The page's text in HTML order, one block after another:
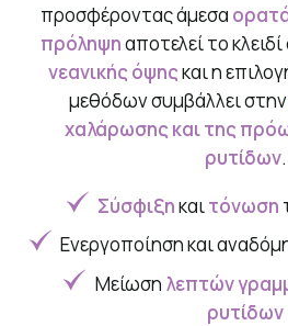
προσφέροντας άμεσα
πρόληψηαποτελεί το
νεανικής όψηςκαι η
μεθόδων συμβάλλει στην
χαλάρωσης και της
ρυτίδων.
Σύσφιξηκαιτόνωση
Ενεργοποίηση και
Μείωση λεπτών
ρυτίδων